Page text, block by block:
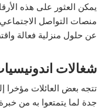
يمكن العثور على هذه
منصات التواصل
عن حلول منزلية فعالة
شغالات
تتجه بعض العائلات مؤخرا
جدة لما يتمتعوا به من